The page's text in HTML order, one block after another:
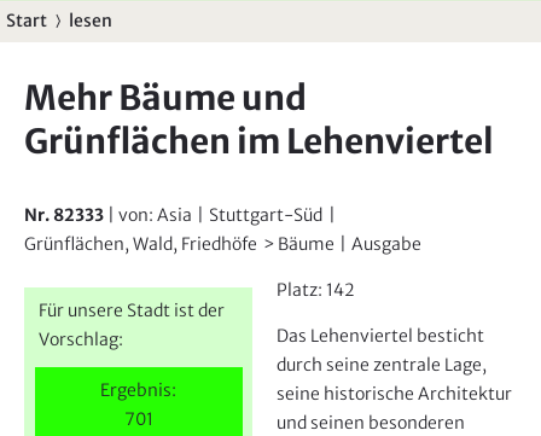
c
f
o
r
u
l
a
S
Start lesen
Mehr Bäume und
Grünflächen im Lehenviertel
Nr. 82333 | von: Asia Stuttgart-Süd
Grünflächen, Wald, Friedhöfe
Bäume Ausgabe
Für unsere Stadt ist der
Vorschlag:
Ergebnis:
701
Platz: 142
Das Lehenviertel besticht
durch seine zentrale Lage,
seine historische Architektur
und seinen besonderen